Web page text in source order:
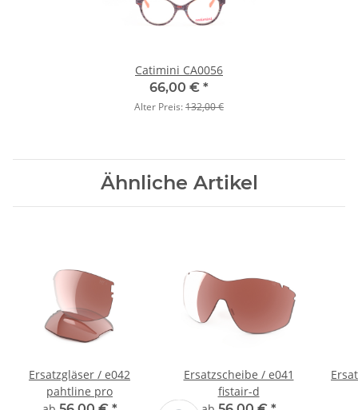
Catimini CA0056
66,00 € *
Alter Preis:132,00 €
Ähnliche Artikel
Ersatzgläser / e042
pahtline pro
Ersatzscheibe / e041
fistair-d